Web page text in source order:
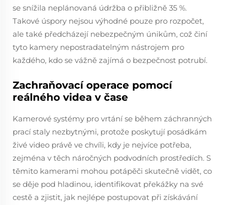
se snížila neplánovaná údržba o přibližně 35 %.
Takové úspory nejsou výhodné pouze pro rozpočet,
ale také předcházejí nebezpečným únikům, což činí
tyto kamery nepostradatelným nástrojem pro
každého, kdo se vážně zajímá o bezpečnost potrubí.
Zachraňovací operace pomocí
reálného videa v čase
Kamerové systémy pro vrtání se během záchranných
prací staly nezbytnými, protože poskytují posádkám
živé video právě ve chvíli, kdy je nejvíce potřeba,
zejména v těch náročných podvodních prostředích. S
těmito kamerami mohou potápěči skutečně vidět, co
se děje pod hladinou, identifikovat překážky na své
cestě a zjistit, jak nejlépe postupovat při získávání